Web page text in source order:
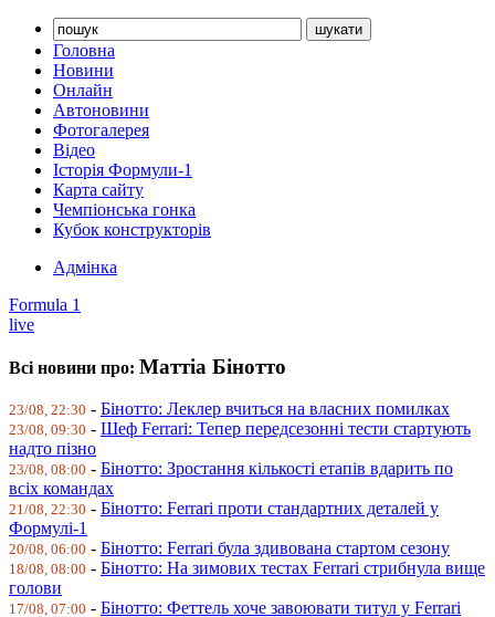
Головна
Новини
Онлайн
Автоновини
Фотогалерея
Відео
Історія Формули-1
Карта сайту
Чемпіонська гонка
Кубок конструкторів
Адмінка
Formula 1
live
Всі новини про: Маттіа Бінотто
23/08, 22:30 - Бінотто: Леклер вчиться на власних помилках
23/08, 09:30 - Шеф Ferrari: Тепер передсезонні тести стартують
надто пізно
23/08, 08:00 - Бінотто: Зростання кількості етапів вдарить по
всіх командах
21/08, 22:30 - Бінотто: Ferrari проти стандартних деталей у
Формулі-1
20/08, 06:00 - Бінотто: Ferrari була здивована стартом сезону
18/08, 08:00 - Бінотто: На зимових тестах Ferrari стрибнула вище
голови
17/08, 07:00 - Бінотто: Феттель хоче завоювати титул у Ferrari